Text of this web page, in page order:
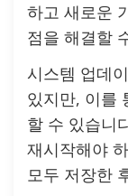
하고 새로운
점을 해결할
시스템 업데
있지만, 이를
할 수 있습니
재시작해야
모두 저장한